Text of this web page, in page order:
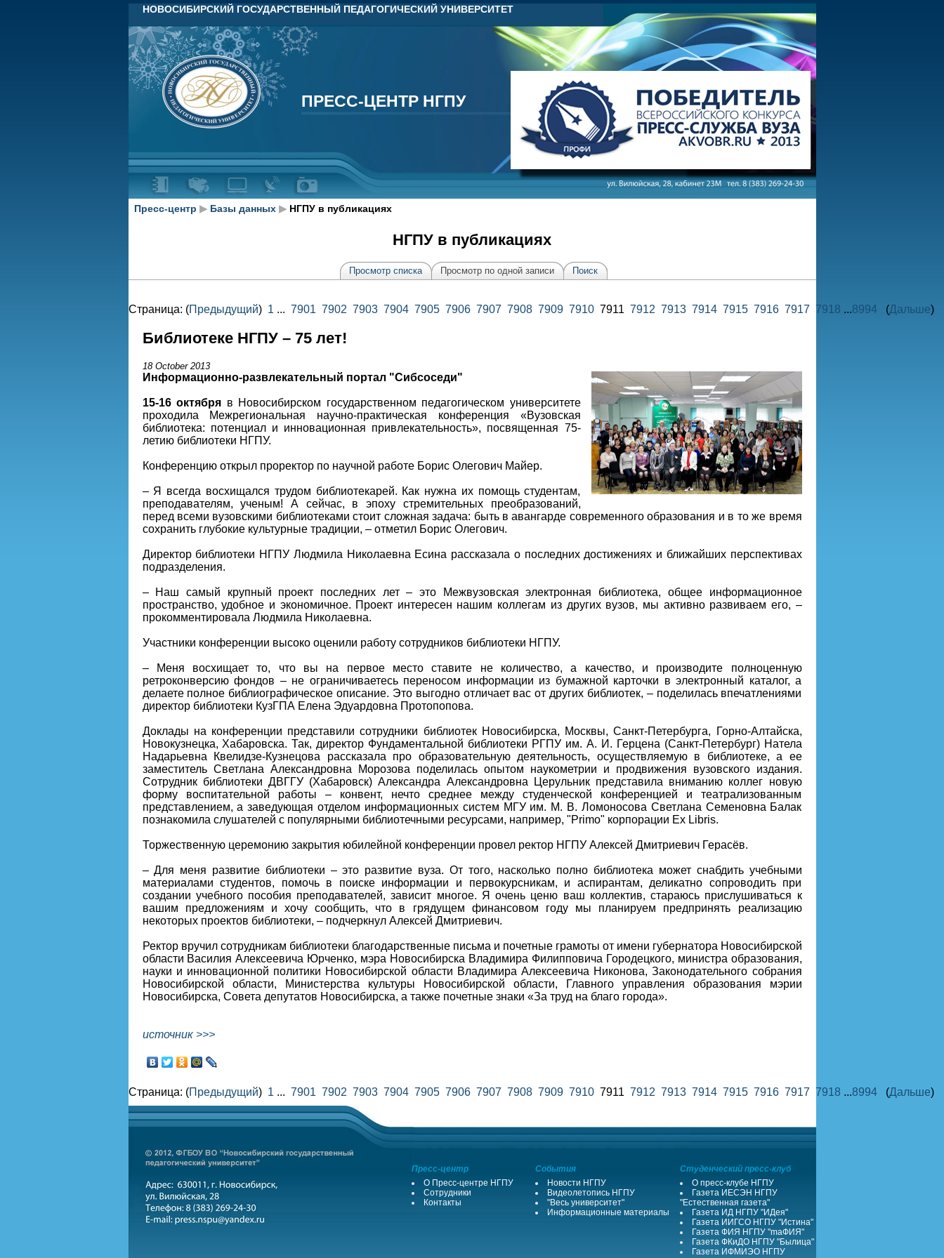
НОВОСИБИРСКИЙ ГОСУДАРСТВЕННЫЙ ПЕДАГОГИЧЕСКИЙ УНИВЕРСИТЕТ
ПРЕСС-ЦЕНТР НГПУ
ПРЕСС-ЦЕНТР НГПУ
Пресс-центр ▶ Базы данных ▶НГПУ в публикациях
НГПУ в публикациях
Просмотр списка Просмотр по одной записи Поиск
Страница: (Предыдущий) 1... 7901 7902 7903 7904 7905 7906 7907 7908 7909 79107911 7912 7913 7914 7915 7916 7917 7918 ...8994 (Дальше)
Библиотеке НГПУ – 75 лет!
18 October 2013
Информационно-развлекательный портал "Сибсоседи"
15-16 октября в Новосибирском государственном педагогическом университете
проходила Межрегиональная научно-практическая конференция «Вузовская
библиотека: потенциал и инновационная привлекательность», посвященная 75-
летию библиотеки НГПУ.
Конференцию открыл проректор по научной работе Борис Олегович Майер.
– Я всегда восхищался трудом библиотекарей. Как нужна их помощь студентам,
преподавателям, ученым! А сейчас, в эпоху стремительных преобразований,
перед всеми вузовскими библиотеками стоит сложная задача: быть в авангарде современного образования и в то же время
сохранить глубокие культурные традиции, – отметил Борис Олегович.
Директор библиотеки НГПУ Людмила Николаевна Есина рассказала о последних достижениях и ближайших перспективах
подразделения.
– Наш самый крупный проект последних лет – это Межвузовская электронная библиотека, общее информационное
пространство, удобное и экономичное. Проект интересен нашим коллегам из других вузов, мы активно развиваем его, –
прокомментировала Людмила Николаевна.
Участники конференции высоко оценили работу сотрудников библиотеки НГПУ.
– Меня восхищает то, что вы на первое место ставите не количество, а качество, и производите полноценную
ретроконверсию фондов – не ограничиваетесь переносом информации из бумажной карточки в электронный каталог, а
делаете полное библиографическое описание. Это выгодно отличает вас от других библиотек, – поделилась впечатлениями
директор библиотеки КузГПА Елена Эдуардовна Протопопова.
Доклады на конференции представили сотрудники библиотек Новосибирска, Москвы, Санкт-Петербурга, Горно-Алтайска,
Новокузнецка, Хабаровска. Так, директор Фундаментальной библиотеки РГПУ им. А. И. Герцена (Санкт-Петербург) Натела
Надарьевна Квелидзе-Кузнецова рассказала про образовательную деятельность, осуществляемую в библиотеке, а ее
заместитель Светлана Александровна Морозова поделилась опытом наукометрии и продвижения вузовского издания.
Сотрудник библиотеки ДВГГУ (Хабаровск) Александра Александровна Церульник представила вниманию коллег новую
форму воспитательной работы – конвент, нечто среднее между студенческой конференцией и театрализованным
представлением, а заведующая отделом информационных систем МГУ им. М. В. Ломоносова Светлана Семеновна Балак
познакомила слушателей с популярными библиотечными ресурсами, например, "Primo" корпорации Ex Libris.
Торжественную церемонию закрытия юбилейной конференции провел ректор НГПУ Алексей Дмитриевич Герасёв.
– Для меня развитие библиотеки – это развитие вуза. От того, насколько полно библиотека может снабдить учебными
материалами студентов, помочь в поиске информации и первокурсникам, и аспирантам, деликатно сопроводить при
создании учебного пособия преподавателей, зависит многое. Я очень ценю ваш коллектив, стараюсь прислушиваться к
вашим предложениям и хочу сообщить, что в грядущем финансовом году мы планируем предпринять реализацию
некоторых проектов библиотеки, – подчеркнул Алексей Дмитриевич.
Ректор вручил сотрудникам библиотеки благодарственные письма и почетные грамоты от имени губернатора Новосибирской
области Василия Алексеевича Юрченко, мэра Новосибирска Владимира Филипповича Городецкого, министра образования,
науки и инновационной политики Новосибирской области Владимира Алексеевича Никонова, Законодательного собрания
Новосибирской области, Министерства культуры Новосибирской области, Главного управления образования мэрии
Новосибирска, Совета депутатов Новосибирска, а также почетные знаки «За труд на благо города».
источник >>>
Страница: (Предыдущий) 1 ... 7901 7902 7903 7904 7905 7906 7907 7908 7909 79107911 7912 7913 7914 7915 7916 7917 7918 ...8994(Дальше)
Пресс-центр События
Студенческий пресс-клуб
О Пресс-центре НГПУ
Сотрудники
Контакты
Новости НГПУ
Видеолетопись НГПУ
"Весь университет"
Информационные материалы
О пресс-клубе НГПУ
Газета ИЕСЭН НГПУ
"Естественная газета"
Газета ИД НГПУ "ИДея"
Газета ИИГСО НГПУ "Истина"
Газета ФИЯ НГПУ "maФИЯ"
Газета ФКиДО НГПУ "Былица"
Газета ИФМИЭО НГПУ